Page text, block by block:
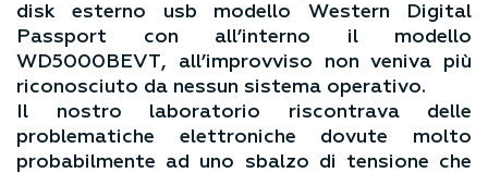
disk esterno usb modello Western Digital
Passport con all’interno il modello
WD5000BEVT, all’improvviso non veniva più
riconosciuto da nessun sistema operativo.
Il nostro laboratorio riscontrava delle
problematiche elettroniche dovute molto
probabilmente ad uno sbalzo di tensione che